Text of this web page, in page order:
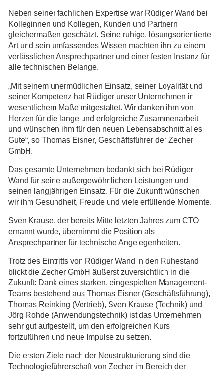
Neben seiner fachlichen Expertise war Rüdiger Wand bei
Kolleginnen und Kollegen, Kunden und Partnern
gleichermaßen geschätzt. Seine ruhige, lösungsorientierte
Art und sein umfassendes Wissen machten ihn zu einem
verlässlichen Ansprechpartner und einer festen Instanz für
alle technischen Belange.
„Mit seinem unermüdlichen Einsatz, seiner Loyalität und
seiner Kompetenz hat Rüdiger unser Unternehmen in
wesentlichem Maße mitgestaltet. Wir danken ihm von
Herzen für die lange und erfolgreiche Zusammenarbeit
und wünschen ihm für den neuen Lebensabschnitt alles
Gute“, so Thomas Eisner, Geschäftsführer der Zecher
GmbH.
Das gesamte Unternehmen bedankt sich bei Rüdiger
Wand für seine außergewöhnlichen Leistungen und
seinen langjährigen Einsatz. Für die Zukunft wünschen
wir ihm Gesundheit, Freude und viele erfüllende Momente.
Sven Krause, der bereits Mitte letzten Jahres zum CTO
ernannt wurde, übernimmt die Position als
Ansprechpartner für technische Angelegenheiten.
Trotz des Eintritts von Rüdiger Wand in den Ruhestand
blickt die Zecher GmbH äußerst zuversichtlich in die
Zukunft: Dank eines starken, eingespielten Management-
Teams bestehend aus Thomas Eisner (Geschäftsführung),
Thomas Reinking (Vertrieb), Sven Krause (Technik) und
Jörg Rohde (Anwendungstechnik) ist das Unternehmen
sehr gut aufgestellt, um den erfolgreichen Kurs
fortzuführen und neue Impulse zu setzen.
Die ersten Ziele nach der Neustrukturierung sind die
Technologieführerschaft von Zecher im Bereich der